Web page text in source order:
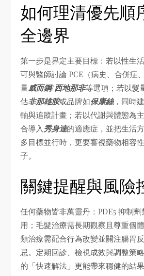
如何理清優先順
全邊界
第一步是界定主要目標：若以性生
可與醫師討論 PCE（病史、合併症
量威而鋼/西地那非等選項；若以髮
估非那雄胺或品牌如保康絲，同時
軸與追蹤計畫；若以代謝與體態為
合導入 秀身達的適應症，並把生活
多目標並行時，更要審視藥物相容
子。
關鍵提醒與風險
任何藥物皆非萬靈丹：PDE5 抑制
用；毛髮治療需長期觀察且尊重個
類治療需配合行為改變並關注腸胃
忌。定期回診、檢視成效與調整策
的「快速解法」更能帶來穩健的結果